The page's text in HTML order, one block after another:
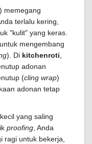
) memegang
terlalu kering,
"kulit" yang keras.
mengembang
). Di kitchenroti
adonan
(cling wrap)
adonan tetap
yang saling
proofing , Anda
ragi untuk bekerja,